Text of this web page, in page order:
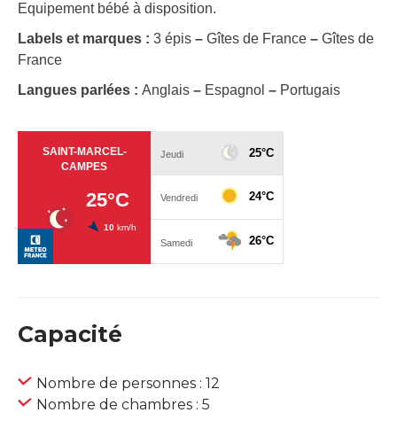
Equipement bébé à disposition.
Labels et marques : 3 épis – Gîtes de France – Gîtes de
France
Langues parlées : Anglais – Espagnol – Portugais
Capacité
Nombre de personnes : 12
Nombre de chambres : 5